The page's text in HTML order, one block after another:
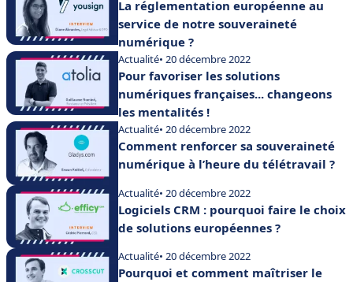
La réglementation européenne au
service de notre souveraineté
numérique ?
Actualité• 20 décembre 2022
Pour favoriser les solutions
numériques françaises... changeons
les mentalités !
Actualité• 20 décembre 2022
Comment renforcer sa souveraineté
numérique à l’heure du télétravail ?
Actualité• 20 décembre 2022
Logiciels CRM : pourquoi faire le choix
de solutions européennes ?
Actualité• 20 décembre 2022
Pourquoi et comment maîtriser le